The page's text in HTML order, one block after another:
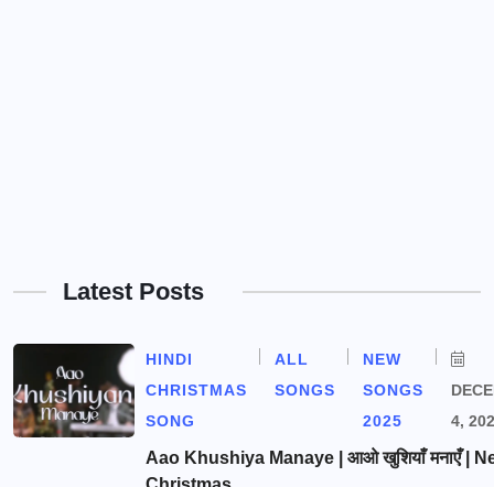
Latest Posts
HINDI
CHRISTMAS
SONG
ALL
SONGS
NEW
SONGS
2025
4,
Aao Khushiya Manaye | आओ खुशियाँ मनाएँ |